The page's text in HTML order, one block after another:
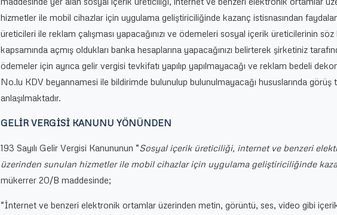
hizmetler ile mobil cihazlar için uygulama geliştiriciliğinde kazanç istisnasından
üreticileri ile reklam çalışması yapacağınızı ve ödemeleri sosyal içerik üreticilerinin
kapsamında açmış oldukları banka hesaplarına yapacağınızı belirterek şirketiniz
ödemeler için ayrıca gelir vergisi tevkifatı yapılıp yapılmayacağı ve reklam bedeli
No.lu KDV beyannamesi ile bildirimde bulunulup bulunulmayacağı hususlarında görüş
anlaşılmaktadır.
GELİR VERGİSİ KANUNU YÖNÜNDEN
193 Sayılı Gelir Vergisi Kanununun “Sosyal içerik üreticiliği, internet ve benzeri
üzerinden sunulan hizmetler ile mobil cihazlar için uygulama geliştiriciliğinde
mükerrer 20/B maddesinde;
“İnternet ve benzeri elektronik ortamlar üzerinden metin, görüntü, ses, video gibi